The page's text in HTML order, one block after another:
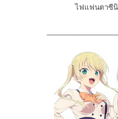
ไฟแฟนตาซีนิ